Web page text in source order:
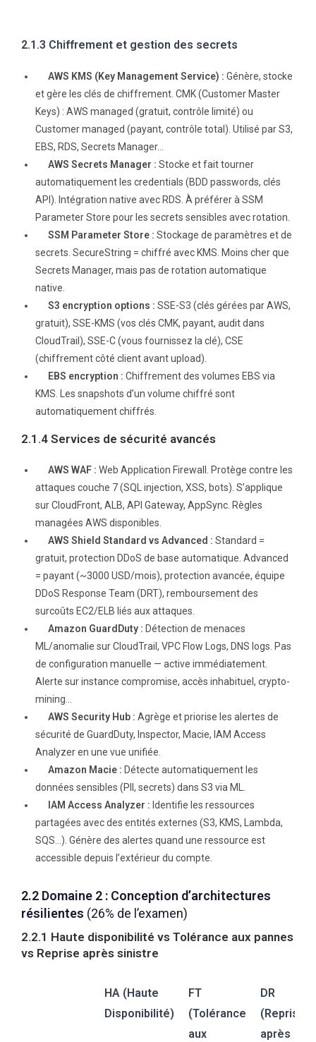
2.1.3 Chiffrement et gestion des secrets
AWS KMS (Key Management Service) : Génère, stocke
et gère les clés de chiffrement. CMK (Customer Master
Keys) : AWS managed (gratuit, contrôle limité) ou
Customer managed (payant, contrôle total). Utilisé par S3,
EBS, RDS, Secrets Manager…
AWS Secrets Manager : Stocke et fait tourner
automatiquement les credentials (BDD passwords, clés
API). Intégration native avec RDS. À préférer à SSM
Parameter Store pour les secrets sensibles avec rotation.
SSM Parameter Store : Stockage de paramètres et de
secrets. SecureString = chiffré avec KMS. Moins cher que
Secrets Manager, mais pas de rotation automatique
native.
S3 encryption options : SSE-S3 (clés gérées par AWS,
gratuit), SSE-KMS (vos clés CMK, payant, audit dans
CloudTrail), SSE-C (vous fournissez la clé), CSE
(chiffrement côté client avant upload).
EBS encryption : Chiffrement des volumes EBS via
KMS. Les snapshots d’un volume chiffré sont
automatiquement chiffrés.
2.1.4 Services de sécurité avancés
AWS WAF : Web Application Firewall. Protège contre les
attaques couche 7 (SQL injection, XSS, bots). S’applique
sur CloudFront, ALB, API Gateway, AppSync. Règles
managées AWS disponibles.
AWS Shield Standard vs Advanced : Standard =
gratuit, protection DDoS de base automatique. Advanced
= payant (~3000 USD/mois), protection avancée, équipe
DDoS Response Team (DRT), remboursement des
surcoûts EC2/ELB liés aux attaques.
Amazon GuardDuty : Détection de menaces
ML/anomalie sur CloudTrail, VPC Flow Logs, DNS logs. Pas
de configuration manuelle — active immédiatement.
Alerte sur instance compromise, accès inhabituel, crypto-
mining…
AWS Security Hub : Agrège et priorise les alertes de
sécurité de GuardDuty, Inspector, Macie, IAM Access
Analyzer en une vue unifiée.
Amazon Macie : Détecte automatiquement les
données sensibles (PII, secrets) dans S3 via ML.
IAM Access Analyzer : Identifie les ressources
partagées avec des entités externes (S3, KMS, Lambda,
SQS…). Génère des alertes quand une ressource est
accessible depuis l’extérieur du compte.
2.2 Domaine 2 : Conception d’architectures
résilientes (26% de l’examen)
2.2.1 Haute disponibilité vs Tolérance aux pannes
vs Reprise après sinistre
HA (Haute
Disponibilité)
FT
(Tolérance
aux
DR
(Reprise
après